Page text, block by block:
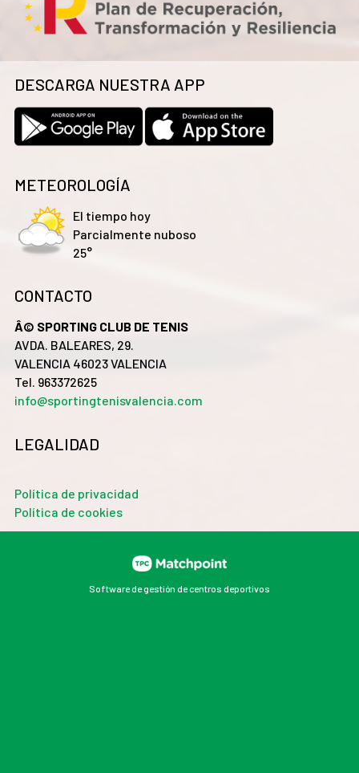
DESCARGA NUESTRA APP
METEOROLOGÍA
El tiempo hoy
Parcialmente nuboso
25°
CONTACTO
Â© SPORTING CLUB DE TENIS
AVDA. BALEARES, 29.
VALENCIA 46023 VALENCIA
Tel. 963372625
info@sportingtenisvalencia.com
LEGALIDAD
Política de privacidad
Política de cookies
Software de gestión de centros deportivos